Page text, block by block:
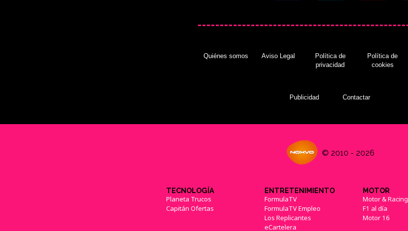
Quiénes somos Aviso Legal
Política de
privacidad
Política de
cookies
Publicidad Contactar
© 2010 - 2026
TECNOLOGÍA
Planeta Trucos
Capitán Ofertas
ENTRETENIMIENTO
FormulaTV
FormulaTV Empleo
Los Replicantes
eCartelera
MOTOR
Motor & Racing
F1 al día
Motor 16